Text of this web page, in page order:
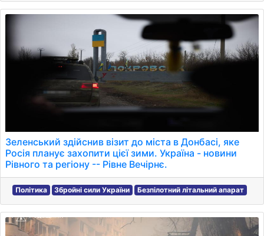
Зеленський здійснив візит до міста в Донбасі, яке
Росія планує захопити цієї зими. Україна - новини
Рівного та регіону -- Рівне Вечірнє.
Політика Збройні сили України Безпілотний літальний апарат